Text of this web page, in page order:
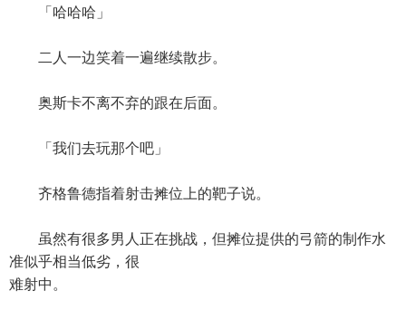
「哈哈哈」
二人一边笑着一遍继续散步。
奥斯卡不离不弃的跟在后面。
「我们去玩那个吧」
齐格鲁德指着射击摊位上的靶子说。
虽然有很多男人正在挑战，但摊位提供的弓箭的制作水
准似乎相当低劣，很
难射中。